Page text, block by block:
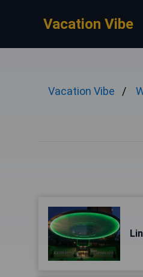
Vacation Vibe
Vacation Vibe